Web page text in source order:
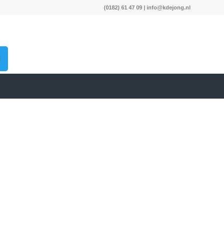
(0182) 61 47 09 | info@kdejong.nl